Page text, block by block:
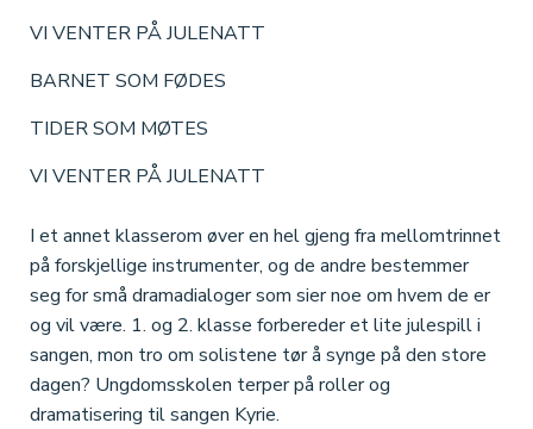
VI VENTER PÅ JULENATT
BARNET SOM FØDES
TIDER SOM MØTES
VI VENTER PÅ JULENATT
I et annet klasserom øver en hel gjeng fra mellomtrinnet
på forskjellige instrumenter, og de andre bestemmer
seg for små dramadialoger som sier noe om hvem de er
og vil være. 1. og 2. klasse forbereder et lite julespill i
sangen, mon tro om solistene tør å synge på den store
dagen? Ungdomsskolen terper på roller og
dramatisering til sangen Kyrie.